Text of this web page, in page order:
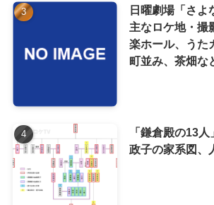
日曜劇場「さよ
主なロケ地・
楽ホール、うた
町並み、茶畑な
「鎌倉殿の13
政子の家系図、